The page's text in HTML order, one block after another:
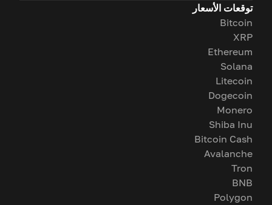
توقعات الأسعار
Bitcoin
XRP
Ethereum
Solana
Litecoin
Dogecoin
Monero
Shiba Inu
Bitcoin Cash
Avalanche
Tron
BNB
Polygon